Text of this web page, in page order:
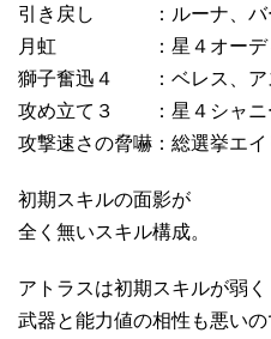
引き戻し ：ルーナ、バ
月虹 ：星４オーディ
獅子奮迅４ ：ベレス、ア
攻め立て３ ：星４シャニ
攻撃速さの脅嚇：総選挙エイ
初期スキルの面影が
全く無いスキル構成。
アトラスは初期スキルが弱く
武器と能力値の相性も悪いの